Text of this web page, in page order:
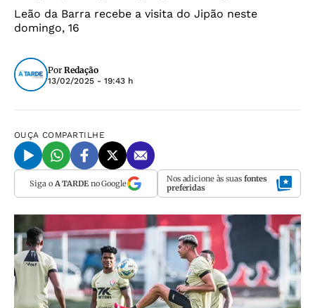
Leão da Barra recebe a visita do Jipão neste
domingo, 16
Por Redação
13/02/2025 - 19:43 h
OUÇA COMPARTILHE
Siga o A TARDEno Google Nos adicione às suas fontes
preferidas